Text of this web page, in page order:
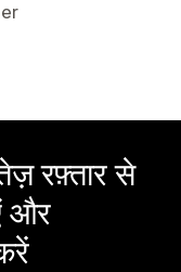
रफ़्तार से
और